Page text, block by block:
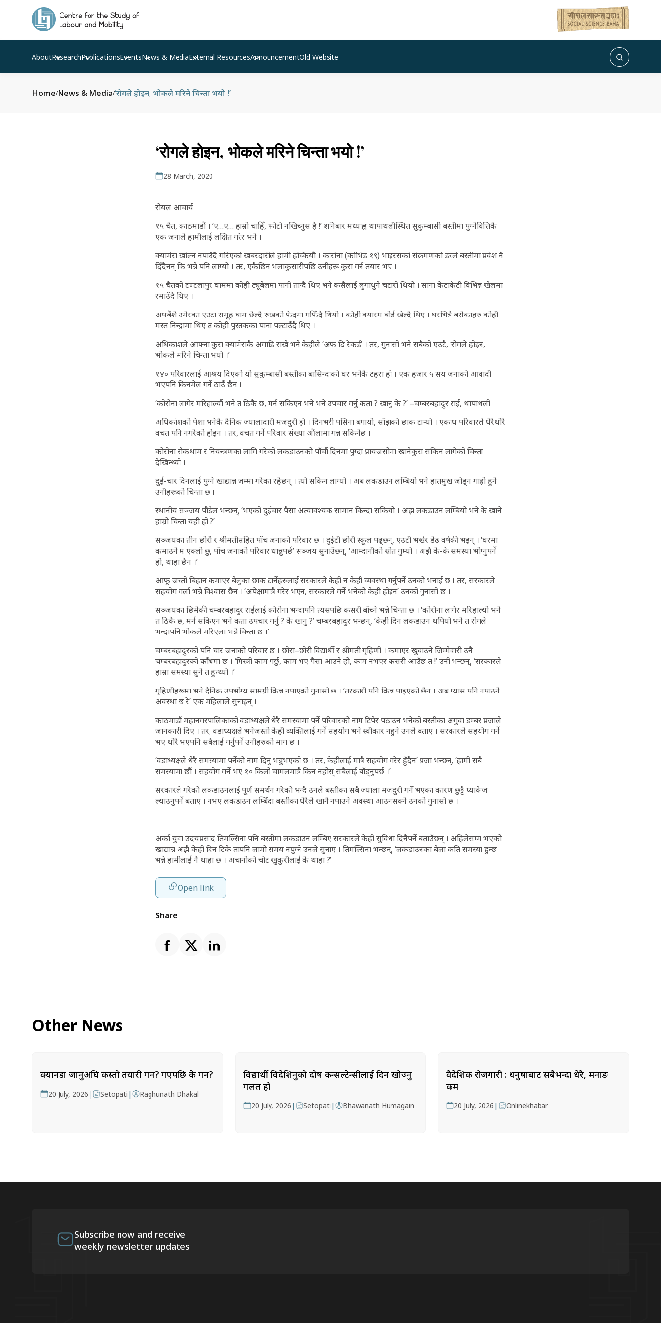
AboutResearchPublicationsEventsNews & MediaExternal ResourcesAnnouncementOld Website
Home/News & Media/‘रोगले होइन, भोकले मरिने चिन्ता भयो !’
‘रोगले होइन, भोकले मरिने चिन्ता भयो !’
28 March, 2020
रोयल आचार्य
१५ चैत, काठमाडौं । ‘ए…ए… हाम्रो चाहिँ, फोटो नखिच्नुस है !’ शनिबार मध्याह्न थापाथलीस्थित सुकुम्बासी बस्तीमा पुग्नेबित्तिकै
एक जनाले हामीलाई लक्षित गरेर भने ।
क्यामेरा खोल्न नपाउँदै गरिएको खबरदारीले हामी हच्कियौं । कोरोना (कोभिड १९) भाइरसको संक्रमणको डरले बस्तीमा प्रवेश नै
दिँदैनन् कि भन्ने पनि लाग्यो । तर, एकैछिन भलाकुसारीपछि उनीहरू कुरा गर्न तयार भए ।
१५ चैतको टण्टलापुर घाममा कोही ट्यूबेलमा पानी तान्दै थिए भने कसैलाई लुगाधुने चटारो थियो । साना केटाकेटी विभिन्न खेलमा
रमाउँदै थिए ।
अधबैंशे उमेरका एउटा समूह घाम छेल्दै रुखको फेदमा गफिँदै थियो । कोही क्यारम बोर्ड खेल्दै थिए । घरभित्रै बसेकाहरु कोही
मस्त निन्द्रामा थिए त कोही पुस्तकका पाना पल्टाउँदै थिए ।
अधिकांशले आफ्ना कुरा क्यामेराकै अगाडि राखे भने केहीले ‘अफ दि रेकर्ड’ । तर, गुनासो भने सबैको एउटै, ‘रोगले होइन,
भोकले मरिने चिन्ता भयो ।’
१४० परिवारलाई आश्रय दिएको यो सुकुम्बासी बस्तीका बासिन्दाको घर भनेकै टहरा हो । एक हजार ५ सय जनाको आवादी
भएपनि किनमेल गर्ने ठाउँ छैन ।
‘कोरोना लागेर मरिहाल्यौं भने त ठिकै छ, मर्न सकिएन भने भने उपचार गर्नु कता ? खानु के ?’ –चम्बरबहादुर राई, थापाथली
अधिकांशको पेशा भनेकै दैनिक ज्यालादारी मजदुरी हो । दिनभरी पसिना बगायो, साँझको छाक टार्‍यो । एकाध परिवारले धेरैथोरै
वचत पनि नगरेको होइन । तर, वचत गर्ने परिवार संख्या औंलामा गन्न सकिनेछ ।
कोरोना रोकथाम र नियन्त्रणका लागि गरेको लकडाउनको पाँचौं दिनमा पुग्दा प्रायजसोमा खानेकुरा सकिन लागेको चिन्ता
देखिन्थ्यो ।
दुई-चार दिनलाई पुग्ने खाद्यान्न जम्मा गरेका रहेछन् । त्यो सकिन लाग्यो । अब लकडाउन लम्बियो भने हातमुख जोड्न गाह्रो हुने
उनीहरूको चिन्ता छ ।
स्थानीय सञ्जय पौडेल भन्छन्, ‘भएको दुईचार पैसा अत्यावश्यक सामान किन्दा सकियो । अझ लकडाउन लम्बियो भने के खाने
हाम्रो चिन्ता यही हो ?’
सञ्जयका तीन छोरी र श्रीमतीसहित पाँच जनाको परिवार छ । दुईटी छोरी स्कूल पढ्छन्, एउटी भर्खर डेढ वर्षकी भइन् । ‘घरमा
कमाउने म एक्लो छु, पाँच जनाको परिवार धान्नुपर्छ’ सञ्जय सुनाउँछन्, ‘आम्दानीको स्रोत गुम्यो । अझै के-के समस्या भोग्नुपर्ने
हो, थाहा छैन ।’
आफू जस्तो बिहान कमाएर बेलुका छाक टार्नेहरुलाई सरकारले केही न केही व्यवस्था गर्नुपर्ने उनको भनाई छ । तर, सरकारले
सहयोग गर्ला भन्ने विश्वास छैन । ‘अपेक्षामात्रै गरेर भएन, सरकारले गर्ने भनेको केही होइन’ उनको गुनासो छ ।
सञ्जयका छिमेकी चम्बरबहादुर राईलाई कोरोना भन्दापनि त्यसपछि कसरी बाँच्ने भन्ने चिन्ता छ । ‘कोरोना लागेर मरिहाल्यो भने
त ठिकै छ, मर्न सकिएन भने कता उपचार गर्नु ? के खानु ?’ चम्बरबहादुर भन्छन्, ‘केही दिन लकडाउन थपियो भने त रोगले
भन्दापनि भोकले मरिएला भन्ने चिन्ता छ ।’
चम्बरबहादुरको पनि चार जनाको परिवार छ । छोरा–छोरी विद्यार्थी र श्रीमती गृहिणी । कमाएर खुवाउने जिम्मेवारी उनै
चम्बरबहादुरको काँधमा छ । ‘मिस्त्री काम गर्छु, काम भए पैसा आउने हो, काम नभएर कसरी आउँछ त !’ उनी भन्छन्, ‘सरकारले
हाम्रा समस्या सुने त हुन्थ्यो ।’
गृहिणीहरूमा भने दैनिक उपभोग्य सामग्री किन्न नपाएको गुनासो छ । ‘तरकारी पनि किन्न पाइएको छैन । अब ग्यास पनि नपाउने
अवस्था छ रे’ एक महिलाले सुनाइन् ।
काठमाडौं महानगरपालिकाको वडाध्यक्षले धेरै समस्यामा पर्ने परिवारको नाम टिपेर पठाउन भनेको बस्तीका अगुवा डम्बर प्रजाले
जानकारी दिए । तर, वडाध्यक्षले भनेजस्तो केही व्यक्तिलाई गर्ने सहयोग भने स्वीकार नहुने उनले बताए । सरकारले सहयोग गर्ने
भए थोरै भएपनि सबैलाई गर्नुपर्ने उनीहरुको माग छ ।
‘वडाध्यक्षले धेरै समस्यामा पर्नेको नाम दिनु भन्नुभएको छ । तर, केहीलाई मात्रै सहयोग गरेर हुँदैन’ प्रजा भन्छन्, ‘हामी सबै
समस्यामा छौं । सहयोग गर्ने भए १० किलो चामलमात्रै किन नहोस् सबैलाई बाँड्नुपर्छ ।’
सरकारले गरेको लकडाउनलाई पूर्ण समर्थन गरेको भन्दै उनले बस्तीका सबै ज्याला मजदुरी गर्ने भएका कारण छुट्टै प्याकेज
ल्याउनुपर्ने बताए । नभए लकडाउन लम्बिँदा बस्तीका धेरैले खानै नपाउने अवस्था आउनसक्ने उनको गुनासो छ ।
अर्का युवा उदयप्रसाद तिमल्सिना पनि बस्तीमा लकडाउन लम्बिए सरकारले केही सुविधा दिनैपर्ने बताउँछन् । अहिलेसम्म भएको
खाद्यान्न अझै केही दिन टिके तापनि लामो समय नपुग्ने उनले सुनाए । तिमल्सिना भन्छन्, ‘लकडाउनका बेला कति समस्या हुन्छ
भन्ने हामीलाई नै थाहा छ । अचानोको चोट खुकुरीलाई के थाहा ?’
Open link
Share
Other News
क्यानडा जानुअघि कस्तो तयारी गर्ने? गएपछि के गर्ने?
20 July, 2026 | Setopati | Raghunath Dhakal
विद्यार्थी विदेशिनुको दोष कन्सल्टेन्सीलाई दिन खोज्नु
गलत हो
20 July, 2026 | Setopati | Bhawanath Humagain
वैदेशिक रोजगारी : धनुषाबाट सबैभन्दा धेरै, मनाङ
कम
20 July, 2026 | Onlinekhabar
Subscribe now and receive
weekly newsletter updates